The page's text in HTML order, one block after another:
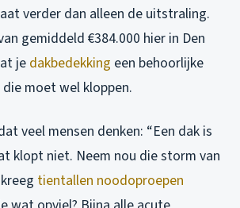
verder dan alleen de uitstraling.
gemiddeld €384.000 hier in Den
je dakbedekking een behoorlijke
moet wel kloppen.
veel mensen denken: “Een dak is
klopt niet. Neem nou die storm van
tientallen noodoproepen